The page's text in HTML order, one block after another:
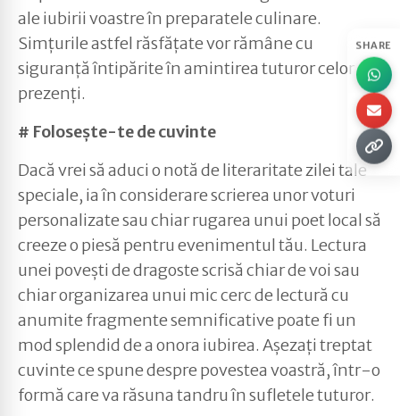
SHARE
ale iubirii voastre în preparatele culinare.
Simțurile astfel răsfățate vor rămâne cu
siguranță întipărite în amintirea tuturor celor
prezenți.
# Folosește-te de cuvinte
Dacă vrei să aduci o notă de literaritate zilei tale
speciale, ia în considerare scrierea unor voturi
personalizate sau chiar rugarea unui poet local să
creeze o piesă pentru evenimentul tău. Lectura
unei povești de dragoste scrisă chiar de voi sau
chiar organizarea unui mic cerc de lectură cu
anumite fragmente semnificative poate fi un
mod splendid de a onora iubirea. Așezați treptat
cuvinte ce spune despre povestea voastră, într-o
formă care va răsuna tandru în sufletele tuturor.